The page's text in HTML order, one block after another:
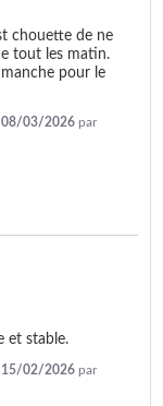
chouette de ne
tout les matin.
pour le
08/03/2026 par
et stable.
15/02/2026 par